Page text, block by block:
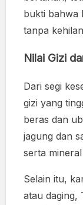
bukti bahwa
tanpa
Nilai Gizi
Dari segi
gizi yang
beras dan
jagung dan
serta
Selain itu,
atau daging,